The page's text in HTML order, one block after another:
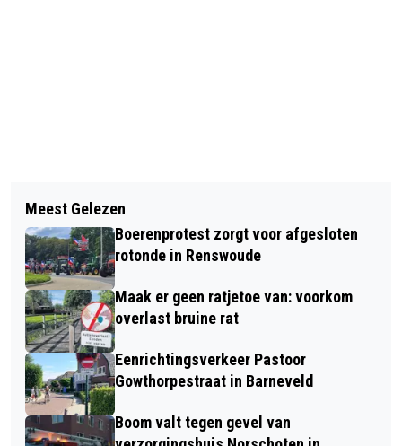
NIEUWE ONTWIKKELINGEN IN DE
INSECTENSECTOR ONTHULD
TWEEDE KAMER ROEPT KABINET OP
OM SAMEN MET REGIO TE WERKEN
AAN OPLOSSEN VERKEERSKNELPUNT
RIJNBRUG BIJ RHENEN
Meest Gelezen
Boerenprotest zorgt voor afgesloten
rotonde in Renswoude
Maak er geen ratjetoe van: voorkom
overlast bruine rat
Eenrichtingsverkeer Pastoor
Gowthorpestraat in Barneveld
Boom valt tegen gevel van